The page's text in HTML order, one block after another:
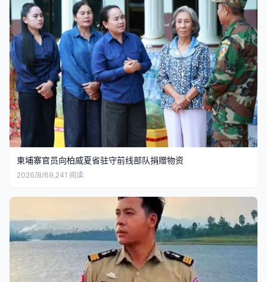
柬埔寨官员向柏威夏省驻守前线部队捐赠物资
2026/8/69,241 阅读